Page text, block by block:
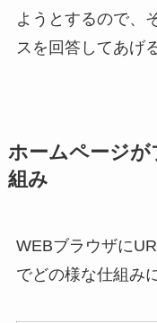
ようとするので、
スを回答してあげ
ホームページ
組み
WEBブラウザに
でどの様な仕組み